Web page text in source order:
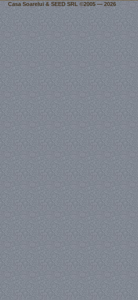
Casa Soarelui &SEED SRL ©2005 — 2026